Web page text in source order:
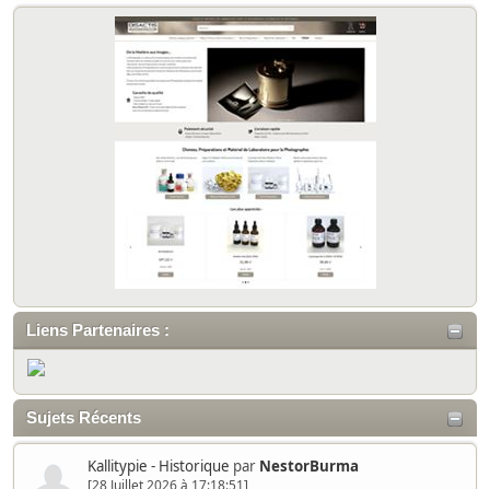
Liens Partenaires :
Sujets Récents
Kallitypie - Historique par NestorBurma
[28 Juillet 2026 à 17:18:51]